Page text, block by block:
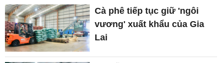
Cà phê tiếp tục giữ 'ngôi
vương' xuất khẩu của Gia
Lai